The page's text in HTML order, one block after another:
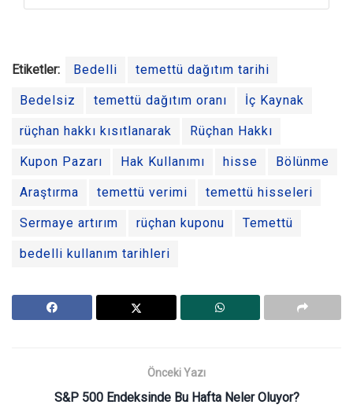
Etiketler: Bedelli temettü dağıtım tarihi
Bedelsiz temettü dağıtım oranı İç Kaynak
rüçhan hakkı kısıtlanarak Rüçhan Hakkı
Kupon Pazarı Hak Kullanımı hisse Bölünme
Araştırma temettü verimi temettü hisseleri
Sermaye artırım rüçhan kuponu Temettü
bedelli kullanım tarihleri
Önceki Yazı
S&P 500 Endeksinde Bu Hafta Neler Oluyor?